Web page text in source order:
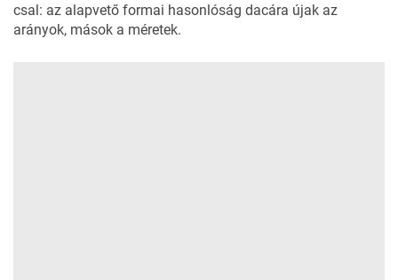
csal: az alapvető formai hasonlóság dacára újak az
arányok, mások a méretek.